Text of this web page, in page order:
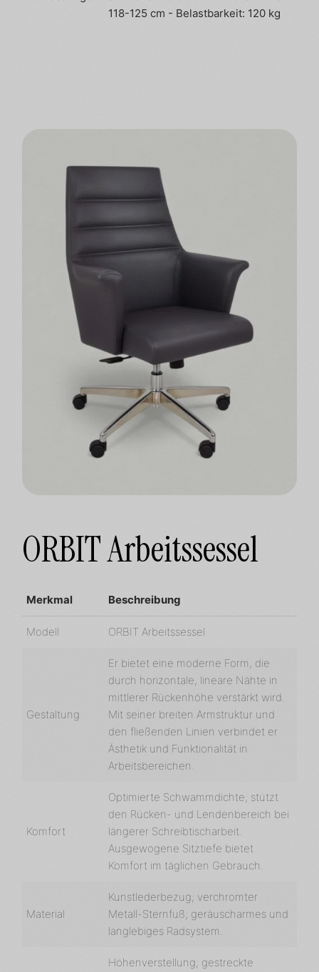
118-125 cm - Belastbarkeit: 120 kg
ORBIT Arbeitssessel
Merkmal Beschreibung
Modell ORBIT Arbeitssessel
Gestaltung
Er bietet eine moderne Form, die
durch horizontale, lineare Nähte in
mittlerer Rückenhöhe verstärkt wird.
Mit seiner breiten Armstruktur und
den fließenden Linien verbindet er
Ästhetik und Funktionalität in
Arbeitsbereichen.
Komfort
Optimierte Schwammdichte; stützt
den Rücken- und Lendenbereich bei
längerer Schreibtischarbeit.
Ausgewogene Sitztiefe bietet
Komfort im täglichen Gebrauch.
Material
Kunstlederbezug; verchromter
Metall-Sternfuß; geräuscharmes und
langlebiges Radsystem.
Höhenverstellung; gestreckte